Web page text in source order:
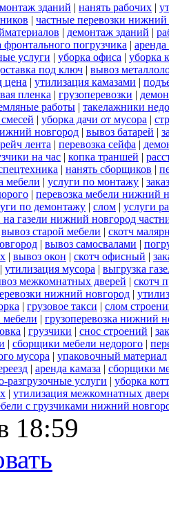
монтаж зданий | нанять рабочих |
| частные перевозки нижний
| демонтаж зданий |
фронтального погрузчика |
услуги | уборка офиса | уборка
под ключ | вывоз
цена | утилизация камазами |
пленка | грузоперевозки |
работы | такелажники
| уборка дачи от мусора |
новгород | вывоз батарей |
лента | перевозка сейфа |
на час | копка траншей |
| нанять сборщиков |
мебели | услуги по монтажу |
| перевозка мебели нижний
по демонтажу | слом | услуги
на газели нижний новгород
вывоз старой мебели | скотч
| вывоз самосвалами |
| вывоз окон | скотч офисный |
| утилизация мусора | выгрузка
межкомнатных дверей | скотч
нижний новгород |
| грузовое такси | слом
мебели | грузоперевозка нижний
| грузчики | снос строений |
| сборщики мебели недорого |
мусора | упаковочный материал
| аренда камаза | сборщики
разгрузочные услуги | уборка
| утилизация межкомнатных
с грузчиками нижний
18:59